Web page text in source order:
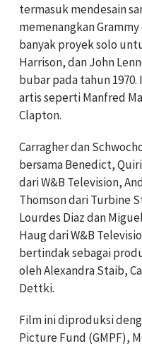
termasuk mendesain
memenangkan
banyak proyek solo
Harrison, dan John
bubar pada tahun
artis seperti Manfred
Clapton.
Carragher dan
bersama Benedict,
dari W&B Television,
Thomson dari Turbine
Lourdes Diaz dan
Haug dari W&B
bertindak sebagai
oleh Alexandra Staib,
Dettki.
Film ini diproduksi
Picture Fund (GMPF),